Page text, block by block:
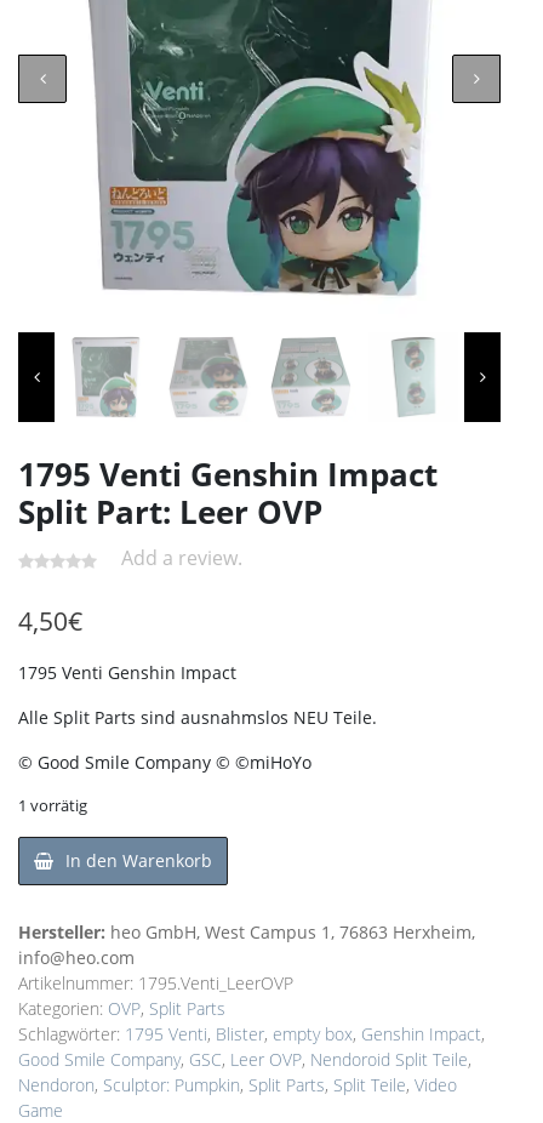
1795 Venti Genshin Impact
Split Part: Leer OVP
Add a review.
4,50€
1795 Venti Genshin Impact
Alle Split Parts sind ausnahmslos NEU Teile.
© Good Smile Company © ©miHoYo
1 vorrätig
In den Warenkorb
Hersteller: heo GmbH, West Campus 1, 76863 Herxheim,
info@heo.com
Artikelnummer: 1795.Venti_LeerOVP
Kategorien: OVP, Split Parts
Schlagwörter: 1795 Venti, Blister, empty box, Genshin Impact,
Good Smile Company, GSC, Leer OVP, Nendoroid Split Teile,
Nendoron, Sculptor: Pumpkin, Split Parts, Split Teile, Video
Game